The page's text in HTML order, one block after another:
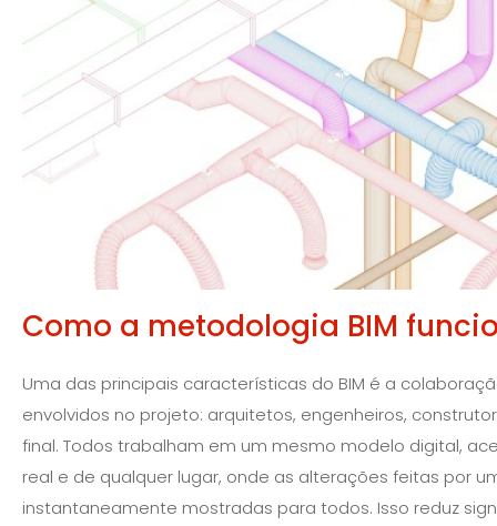
Como a metodologia BIM
Uma das principais características do BIM é a
envolvidos no projeto: arquitetos, engenheiros,
final. Todos trabalham em um mesmo modelo digital,
real e de qualquer lugar, onde as alterações feitas por
instantaneamente mostradas para todos. Isso reduz